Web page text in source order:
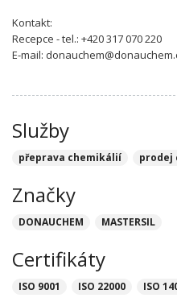
Kontakt:
Recepce - tel.: +420 317 070 220
E-mail:
Služby
přeprava chemikálií prodej
Značky
DONAUCHEM MASTERSIL
Certifikáty
ISO 9001 ISO 22000 ISO